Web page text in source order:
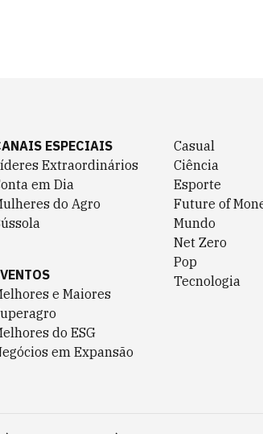
ESPECIAIS
Extraordinários
em Dia
do Agro
e Maiores
do ESG
em Expansão
Casual
Ciência
Esporte
Future of
Mundo
Net Zero
Pop
Tecnologia